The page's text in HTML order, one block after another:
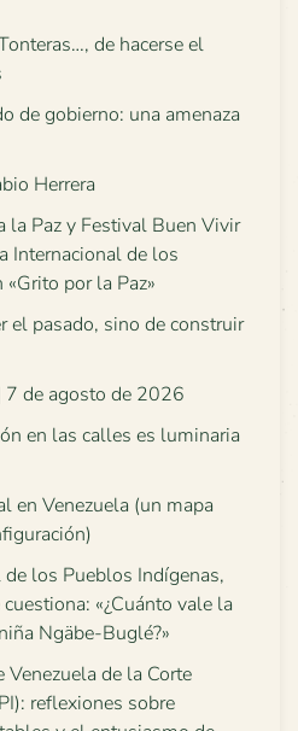
de hacerse el
de gobierno: una amenaza
Herrera
la Paz y Festival Buen Vivir
Internacional de los
por la Paz»
el pasado, sino de construir
7 de agosto de 2026
en las calles es luminaria
en Venezuela (un mapa
los Pueblos Indígenas,
«¿Cuánto vale la
Ngäbe-Buglé?»
de la Corte
reflexiones sobre